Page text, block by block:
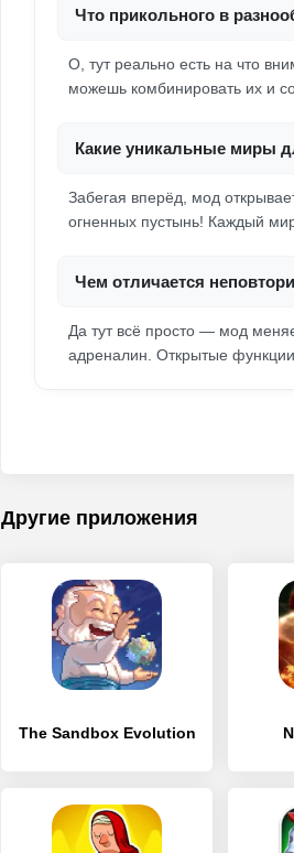
Что прикольного в
О, тут реально есть на что
можешь комбинировать их и
Какие уникальные миры
Забегая вперёд, мод
огненных пустынь! Каждый
Чем отличается
Да тут всё просто — мод
адреналин. Открытые
Другие приложения
The Sandbox Evolution